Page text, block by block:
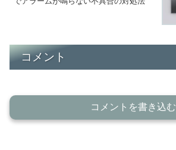
コメント
コメントを書き込む